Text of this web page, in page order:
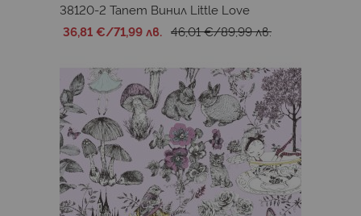
38120-2 Тапет Винил Little Love
36,81 €/71,99 лв. 46,01 €/89,99 лв.